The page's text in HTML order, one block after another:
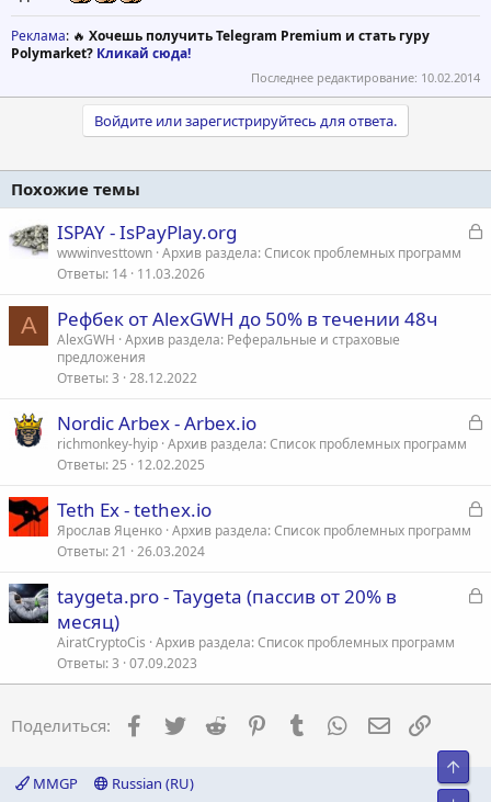
Реклама: 🔥 Хочешь получить Telegram Premium и стать гуру
Polymarket? Кликай сюда!
Последнее редактирование: 10.02.2014
Войдите или зарегистрируйтесь для ответа.
Похожие темы
З
ISPAY - IsPayPlay.org
wwwinvesttown Архив раздела: Список проблемных программ
Ответы 14 11.03.2026
A Рефбек от AlexGWH до 50% в течении 48ч
AlexGWH Архив раздела: Реферальные и страховые
предложения
Ответы 3 28.12.2022
З
Nordic Arbex - Arbex.io
richmonkey-hyip Архив раздела: Список проблемных программ
Ответы 25 12.02.2025
З
Teth Ex - tethex.io
Ярослав Яценко Архив раздела: Список проблемных программ
Ответы 21 26.03.2024
З
taygeta.pro - Taygeta (пассив от 20% в
месяц)
AiratCryptoCis Архив раздела: Список проблемных программ
Ответы 3 07.09.2023
Поделиться: Facebook
Twitter Reddit PinterestTumblr WhatsApp
MMGP Russian (RU)